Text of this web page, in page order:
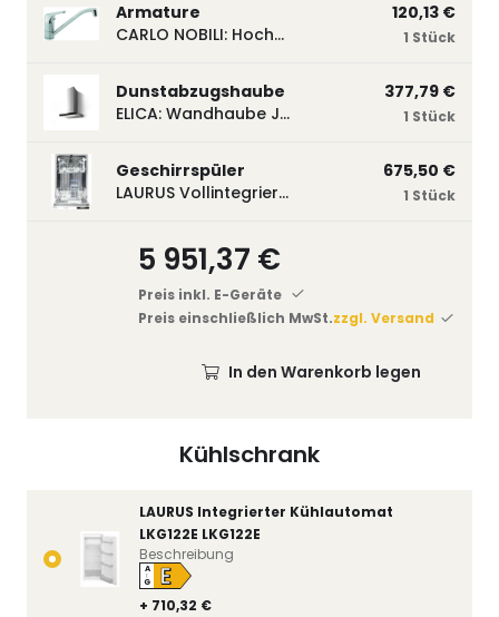
Kühlschrank
LAURUS Integrierter Kühlautomat
LKG122E LKG122E
+ 710,32 €
A
↑
G E
Beschreibung
Armature
CARLO NOBILI: Hochdruck- Einhebelmischbatterie Blue, Mischbatterie verchromt 17770
120,13 €
1 Stück
Dunstabzugshaube
ELICA: Wandhaube JOYE 60-A,600 mm breit Edelstahl JOYE60A
377,79 €
1 Stück
Geschirrspüler
LAURUS Vollintegrierter Geschirrspüler LSV45-3, 450 mm breit, 3 Programme LSV45-3
675,50 €
1 Stück
5 951,37 €
Preis inkl. E-Geräte
Preis einschließlich MwSt.zzgl. Versand
In den Warenkorb legen